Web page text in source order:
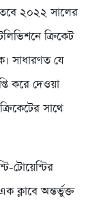
তবে ২০২২ সালের
ক্রিকেট
সাধারণত যে
করে দেওয়া
সাথে
টোয়েন্টির
ক্লাবে অন্তর্ভুক্ত